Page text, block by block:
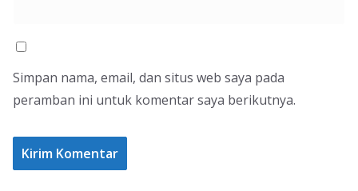
Simpan nama, email, dan situs web saya pada
peramban ini untuk komentar saya berikutnya.